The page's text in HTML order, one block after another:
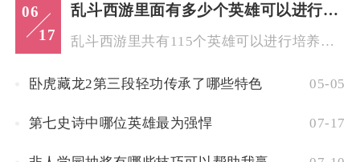
06
17
乱斗西游里面有多少个英雄可以进行培养
乱斗西游里共有115个英雄可以进行培养，覆盖仙、妖、佛、魔四...
卧虎藏龙2第三段轻功传承了哪些特色 05-05
第七史诗中哪位英雄最为强悍 07-17